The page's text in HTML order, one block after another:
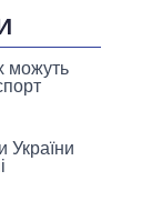
можуть
України